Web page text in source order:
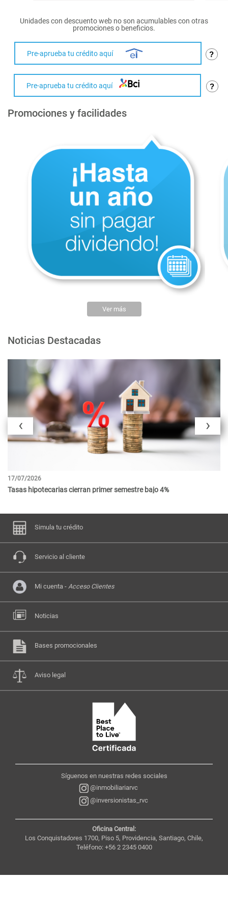
Unidades con descuento web no son acumulables con otras
promociones o beneficios.
Pre-aprueba tu crédito aquí ?
Pre-aprueba tu crédito aquí ?
Promociones y facilidades
Ver más
Noticias Destacadas
17/07/2026
Tasas hipotecarias cierran primer semestre bajo 4%
‹ ›
Simula tu crédito
Servicio al cliente
Mi cuenta - Acceso Clientes
Noticias
Bases promocionales
Aviso legal
Síguenos en nuestras redes sociales
@inmobiliariarvc
@inversionistas_rvc
Oficina Central:
Los Conquistadores 1700, Piso 5, Providencia, Santiago, Chile,
Teléfono: +56 2 2345 0400